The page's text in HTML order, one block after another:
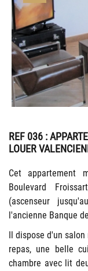
REF 036 :
LOUER
Cet appartement
Boulevard
(ascenseur
l'ancienne Banque
Il dispose d'un
repas, une belle
chambre avec lit